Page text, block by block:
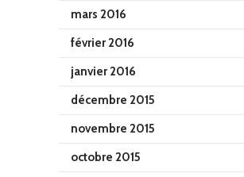
mars 2016
février 2016
janvier 2016
décembre 2015
novembre 2015
octobre 2015